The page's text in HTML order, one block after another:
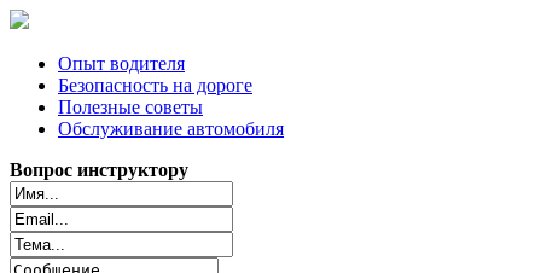
Опыт водителя
Безопасность на дороге
Полезные советы
Обслуживание автомобиля
Вопрос инструктору